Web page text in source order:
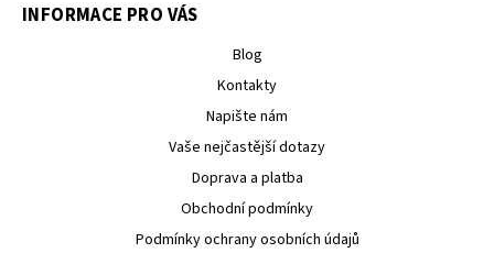
INFORMACE PRO VÁS
Blog
Kontakty
Napište nám
Vaše nejčastější dotazy
Doprava a platba
Obchodní podmínky
Podmínky ochrany osobních údajů